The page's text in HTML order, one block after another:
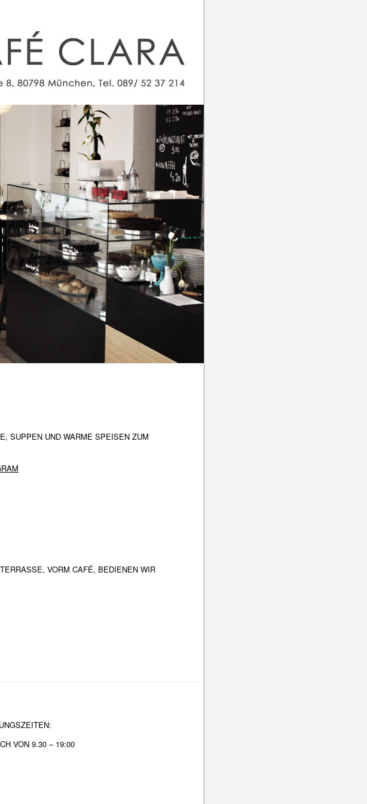
SUPPEN UND WARME SPEISEN ZUM
VORM CAFÉ, BEDIENEN WIR
VON 9.30 – 19:00